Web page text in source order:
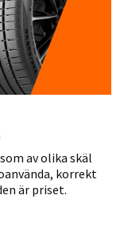
av olika skäl
korrekt
är priset.